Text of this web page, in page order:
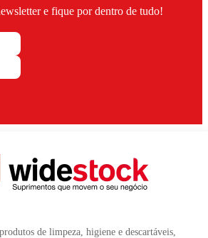
e fique por dentro de tudo!
de limpeza, higiene e descartáveis,